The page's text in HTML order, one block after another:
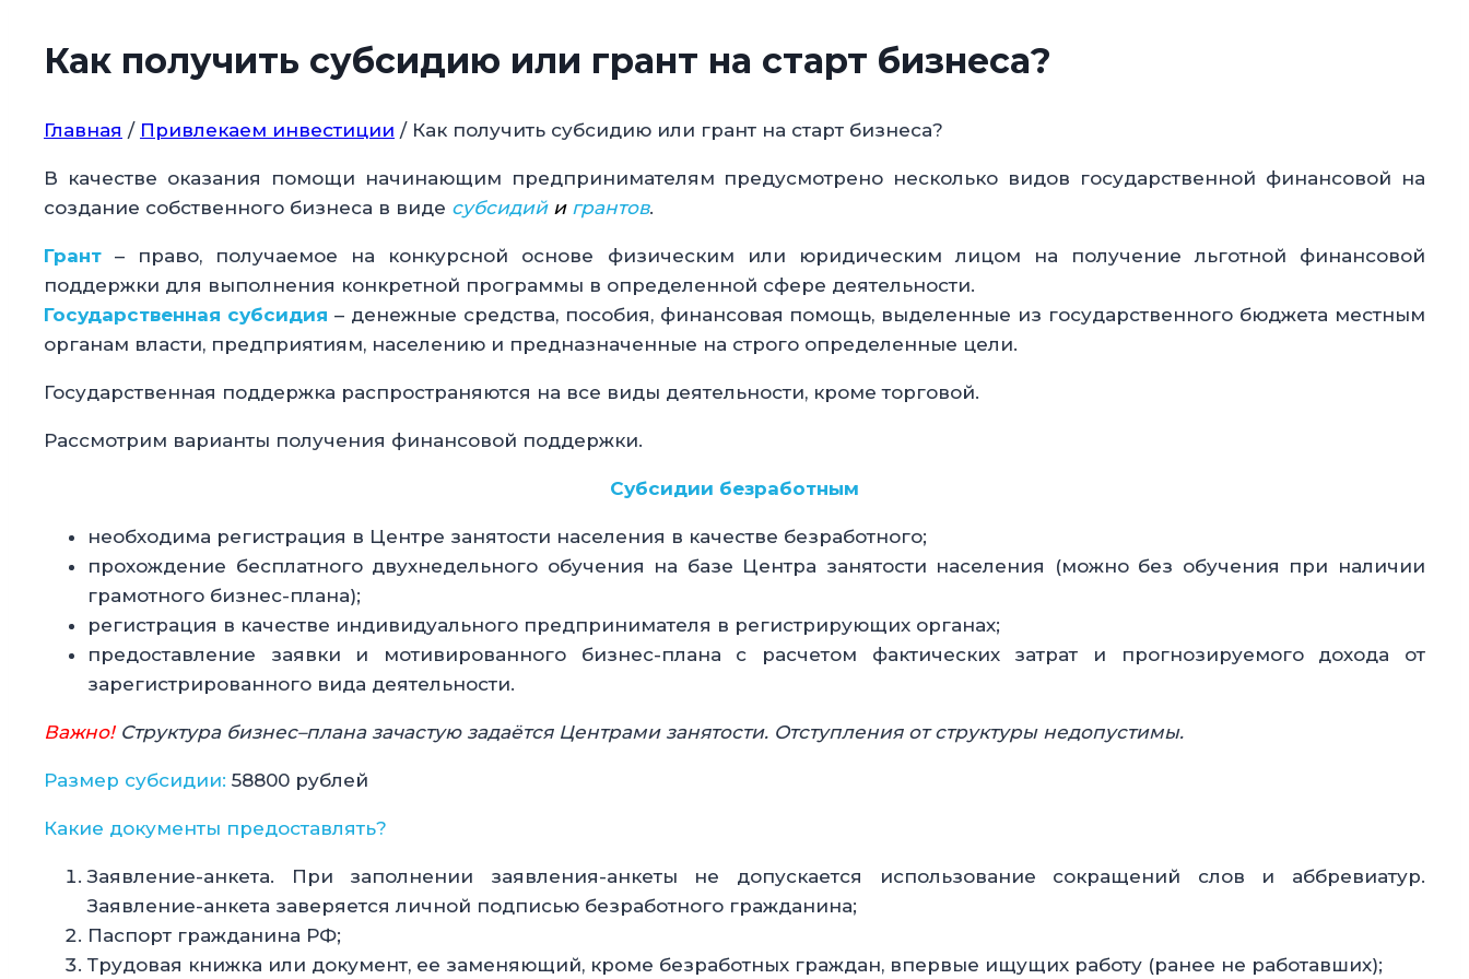
Как получить субсидию или грант на старт бизнеса?
Главная / Привлекаем инвестиции / Как получить субсидию или грант на старт бизнеса?
В качестве оказания помощи начинающим предпринимателям предусмотрено несколько видов государственной финансовой на
создание собственного бизнеса в виде субсидий игрантов.
Грант– право, получаемое на конкурсной основе физическим или юридическим лицом на получение льготной финансовой
поддержки для выполнения конкретной программы в определенной сфере деятельности.
Государственная субсидия – денежные средства, пособия, финансовая помощь, выделенные из государственного бюджета местным
органам власти, предприятиям, населению и предназначенные на строго определенные цели.
Государственная поддержка распространяются на все виды деятельности, кроме торговой.
Рассмотрим варианты получения финансовой поддержки.
Субсидии безработным
необходима регистрация в Центре занятости населения в качестве безработного;
прохождение бесплатного двухнедельного обучения на базе Центра занятости населения (можно без обучения при наличии
грамотного бизнес-плана);
регистрация в качестве индивидуального предпринимателя в регистрирующих органах;
предоставление заявки и мотивированного бизнес-плана с расчетом фактических затрат и прогнозируемого дохода от
зарегистрированного вида деятельности.
Важно! Структура бизнес–плана зачастую задаётся Центрами занятости. Отступления от структуры недопустимы.
Размер субсидии: 58800 рублей
Какие документы предоставлять?
Заявление-анкета. При заполнении заявления-анкеты не допускается использование сокращений слов и аббревиатур.
Заявление-анкета заверяется личной подписью безработного гражданина;
Паспорт гражданина РФ;
Трудовая книжка или документ, ее заменяющий, кроме безработных граждан, впервые ищущих работу (ранее не работавших);